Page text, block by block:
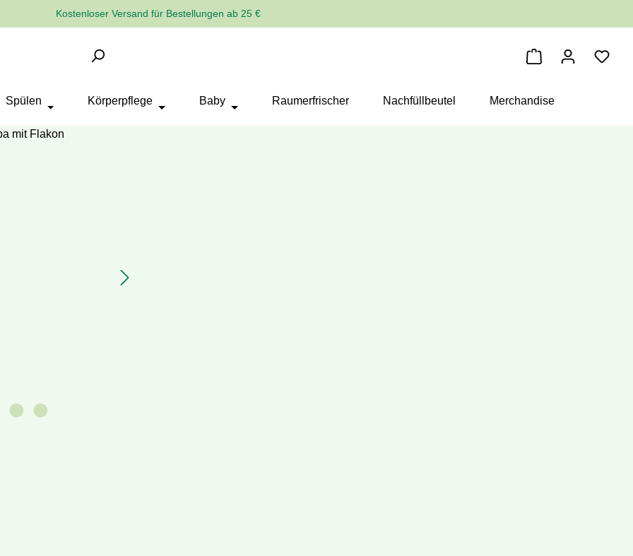
Kostenloser Versand für Bestellungen ab 25 €
Warenkorb
Spülen Körperpflege Baby Raumerfrischer Nachfüllbeutel Merchandise